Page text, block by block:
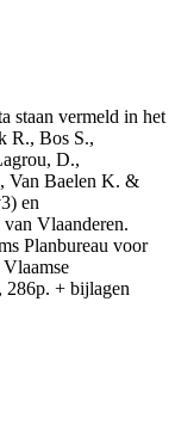
staan vermeld in het
R., Bos S.,
D.,
Van Baelen K. &
en
Vlaanderen.
Planbureau voor
+ bijlagen